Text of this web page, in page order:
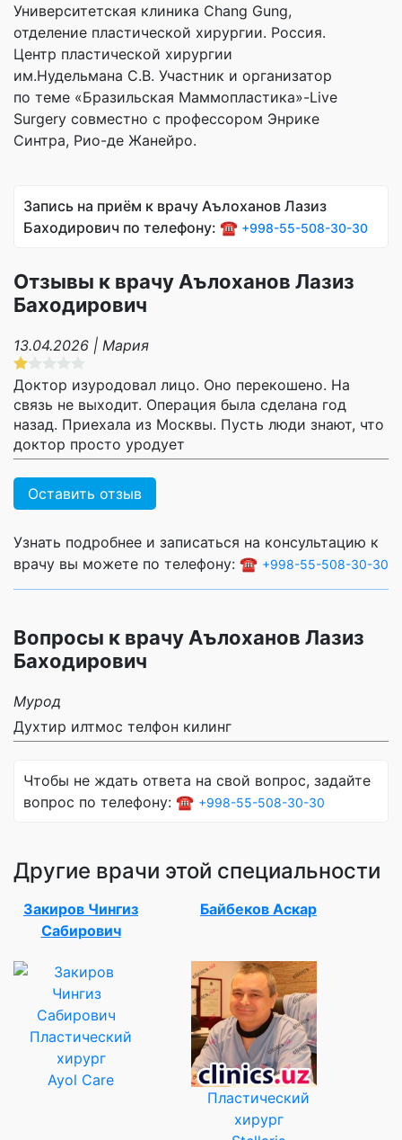
Университетская клиника Chang Gung,
отделение пластической хирургии. Россия.
Центр пластической хирургии
им.Нудельмана С.В. Участник и организатор
по теме «Бразильская Маммопластика»-Live
Surgery совместно с профессором Энрике
Синтра, Рио-де Жанейро.
Запись на приём к врачу Аълоханов Лазиз
Баходирович по телефону: ☎️ +998-55-508-30-30
Отзывы к врачу Аълоханов Лазиз
Баходирович
13.04.2026 | Мария
Доктор изуродовал лицо. Оно перекошено. На
связь не выходит. Операция была сделана год
назад. Приехала из Москвы. Пусть люди знают, что
доктор просто уродует
Оставить отзыв
Узнать подробнее и записаться на консультацию к
врачу вы можете по телефону: ☎️ +998-55-508-30-30
Вопросы к врачу Аълоханов Лазиз
Баходирович
Мурод
Духтир илтмос телфон килинг
Чтобы не ждать ответа на свой вопрос, задайте
вопрос по телефону: ☎️ +998-55-508-30-30
Другие врачи этой специальности
Закиров Чингиз
Сабирович
Пластический
хирург
Ayol Care
Байбеков Аскар
Пластический
хирург